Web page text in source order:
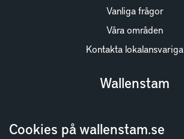
Cookies på wallenstam.se
Vanliga frågor
Våra områden
Kontakta lokalansvariga
Wallenstam
Finansiella rapporter